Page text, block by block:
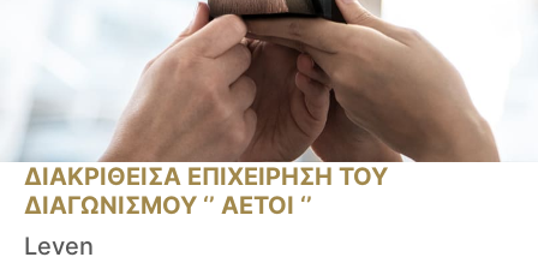
ΔΙΑΚΡΙΘΕΙΣΑ ΕΠΙΧΕΙΡΗΣΗ ΤΟΥ
ΔΙΑΓΩΝΙΣΜΟΥ ‘’ ΑΕΤΟΙ ‘’
Leven